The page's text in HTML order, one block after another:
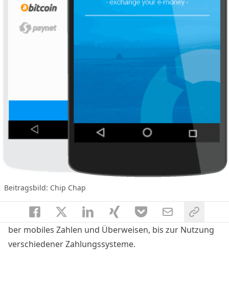
Beitragsbild: Chip Chap
ber mobiles Zahlen und Überweisen, bis zur Nutzung
verschiedener Zahlungssysteme.